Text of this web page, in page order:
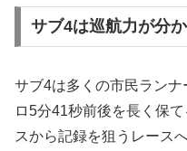
サブ4は巡航力が分か
サブ4は多くの市民ラン
ロ5分41秒前後を長く保
スから記録を狙うレース